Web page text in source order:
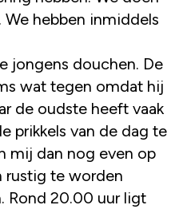
We hebben inmiddels
jongens douchen. De
wat tegen omdat hij
de oudste heeft vaak
prikkels van de dag te
mij dan nog even op
rustig te worden
Rond 20.00 uur ligt